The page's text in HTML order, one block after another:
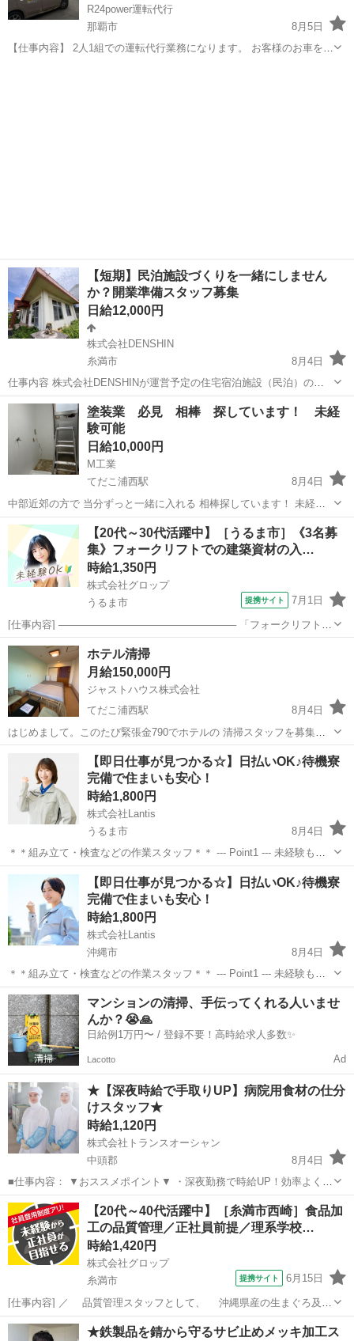
R24power運転代行
那覇市
8月5日
【仕事内容】 2人1組での運転代行業務になります。 お客様のお車を安
【短期】民泊施設づくりを一緒にしません
か？開業準備スタッフ募集
日給12,000円
株式会社DENSHIN
糸満市
8月4日
仕事内容 株式会社DENSHINが運営予定の住宅宿泊施設（民泊）の開
業準備に伴う軽作業を行っていただきます。 ⚠️勤務日は8月～10月の
間の指定日(調整可) 【主な業務】 * 室内清掃・整理整頓 * 家具・家電
の搬入及...
沖縄 糸満市 軽作業 スタッフ
塗装業 必見 相棒 探しています！ 未経
験可能
日給10,000円
M工業
てだこ浦西駅
8月4日
中部近郊の方で 当分ずっと一緒に入れる 相棒探しています！ 未経験
でも経験者でも可能です🉑 中部から 1人で南部に行く事が多いので
一緒に動ける方 是非お願いします。 作業内容は 主に 塗装業 養
生 洗浄 ペンキ塗りが...
沖縄 うるま市 てだこ浦西駅 その他
【20代～30代活躍中】［うるま市］《3名募
集》フォークリフトでの建築資材の入…
時給1,350円
株式会社グロップ
うるま市
提携サイト 7月1日
[仕事内容] ───────────────────────── 「フォークリフトの
資格はあるけど実務経験がない…」 「ブランクがあって自信がな
い…」 問題ございません！ フォークリフトの資格をお持ちであれば
未経験者やブラ...
沖縄 うるま市 仕分け
ホテル清掃
月給150,000円
ジャストハウス株式会社
てだこ浦西駅
8月4日
はじめまして。このたび緊張金790でホテルの 清掃スタッフを募集し
ます。業務委託の形で募集します。 週6勤務 週1お休み 時間は11時〜
初は1...
てだこ浦西駅 スタッフ
【即日仕事が見つかる☆】日払いOK♪待機寮
完備で住まいも安心！
時給1,800円
株式会社Lantis
うるま市
8月4日
＊＊組み立て・検査などの作業スタッフ＊＊ --- Point1 --- 未経験も就
業OK！ 工場未経験でもご安心ください！！ 先輩スタッフがイチから
丁寧にサポート！ 未経験からスタートした方も多数活躍しています
沖縄 うるま市 工場 スタッフ
【即日仕事が見つかる☆】日払いOK♪待機寮
完備で住まいも安心！
時給1,800円
株式会社Lantis
沖縄市
8月4日
＊＊組み立て・検査などの作業スタッフ＊＊ --- Point1 --- 未経験も就
業OK！ 工場未経験でもご安心ください！！ 先輩スタッフがイチから
丁寧にサポート！ 未経験からスタートした方も多数活躍しています
☆...
沖縄 沖縄市 スタッフ
マンションの清掃、手伝ってくれる人いませ
んか？😭🙏
日給例1万円〜 / 登録不要！高時給求人多数✨
Lacotto Ad
★【深夜時給で手取りUP】病院用食材の仕分
けスタッフ★
時給1,120円
株式会社トランスオーシャン
中頭郡
8月4日
■仕事内容： ▼おススメポイント▼ ・深夜勤務で時給UP！効率よく稼
げる ・一人でモクモク作業、未経験でも安心 ・防寒着支給で冷蔵倉庫
も快適 ・幅広い年齢層活躍中・髪型自由 —————————————
お仕事内...
沖縄 中頭郡 工場 スタッフ
【20代～40代活躍中】［糸満市西崎］食品加
工の品質管理／正社員前提／理系学校…
時給1,420円
株式会社グロップ
糸満市
提携サイト 6月15日
[仕事内容] ／ 品質管理スタッフとして、 沖縄県産の生まぐろ及び
介護食を全国に広めよう！ ＼ 品質管理の経験が活かせる！新規事業の
介護食の中核メンバーを募集！ 理数系の学校卒なら未経験でもOK！
沖縄 糸満市 工場
★鉄製品を錆から守るサビ止めメッキ加工ス